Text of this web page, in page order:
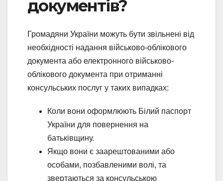
документів?
Громадяни України можуть бути звільнені від
необхідності надання військово-облікового
документа або електронного військово-
облікового документа при отриманні
консульських послуг у таких випадках:
Коли вони оформлюють Білий паспорт
України для повернення на
батьківщину.
Якщо вони є заарештованими або
особами, позбавленими волі, та
звертаються за консульською